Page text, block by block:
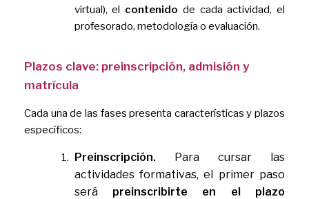
virtual), el contenido de cada actividad, el
profesorado, metodología o evaluación.
Plazos clave: preinscripción, admisión y
matrícula
Cada una de las fases presenta características y plazos
específicos:
Preinscripción. Para cursar las
actividades formativas, el primer paso
será preinscribirte en el plazo